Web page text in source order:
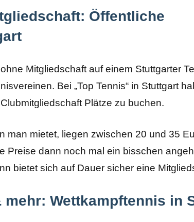
Öffentliche
Mitgliedschaft auf einem Stuttgarter
Bei „Top Tennis“ in Stuttgart
Plätze zu buchen.
man mietet, liegen zwischen 20 und 35
Preise dann noch mal ein bisschen
bietet sich auf Dauer sicher eine
Wettkampftennis in